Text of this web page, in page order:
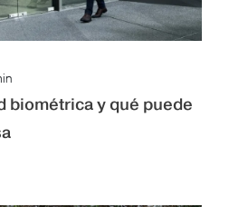
biométrica y qué puede